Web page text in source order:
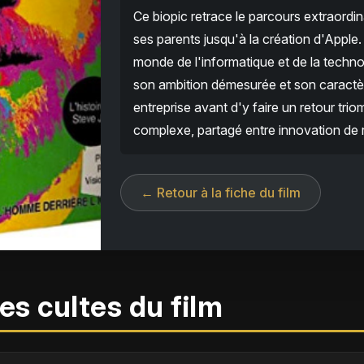
Ce biopic retrace le parcours
ses parents jusqu'à la création
monde de l'informatique et de la
son ambition démesurée et son
entreprise avant d'y faire un retour
complexe, partagé entre innovation de
← Retour à la fiche du film
cultes du film